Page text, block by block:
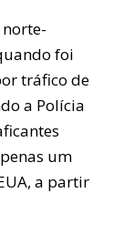
foi
tráfico de
a Polícia
um
a partir